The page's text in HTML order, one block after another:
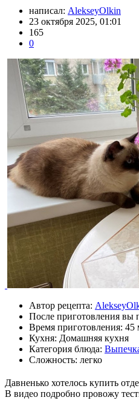
написал: AlekseyOlkin
23 октября 2025, 01:01
165
0
Автор рецепта:
После приготовления вы
Время приготовления: 45
Кухня: Домашняя кухня
Категория блюда:
Сложность: легко
Давненько хотелось купить
В видео подробно провожу